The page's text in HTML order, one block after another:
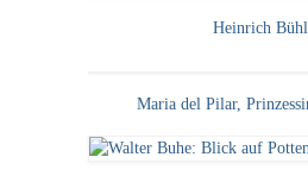
Heinrich
Maria del Pilar,